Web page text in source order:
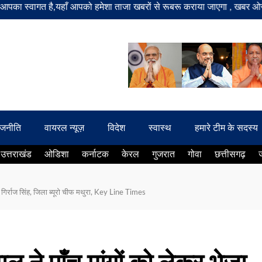
है,यहाँ आपको हमेशा ताजा खबरों से रूबरू कराया जाएगा , खबर ओर
वायरल न्यूज़ विदेश स्वास्थ हमारे टीम के सदस्य
उत्तराखंड ओडिशा कर्नाटक केरल गुजरात गोवा छत्तीसगढ़
सिंह, जिला ब्यूरो चीफ मथुरा, Key Line Times